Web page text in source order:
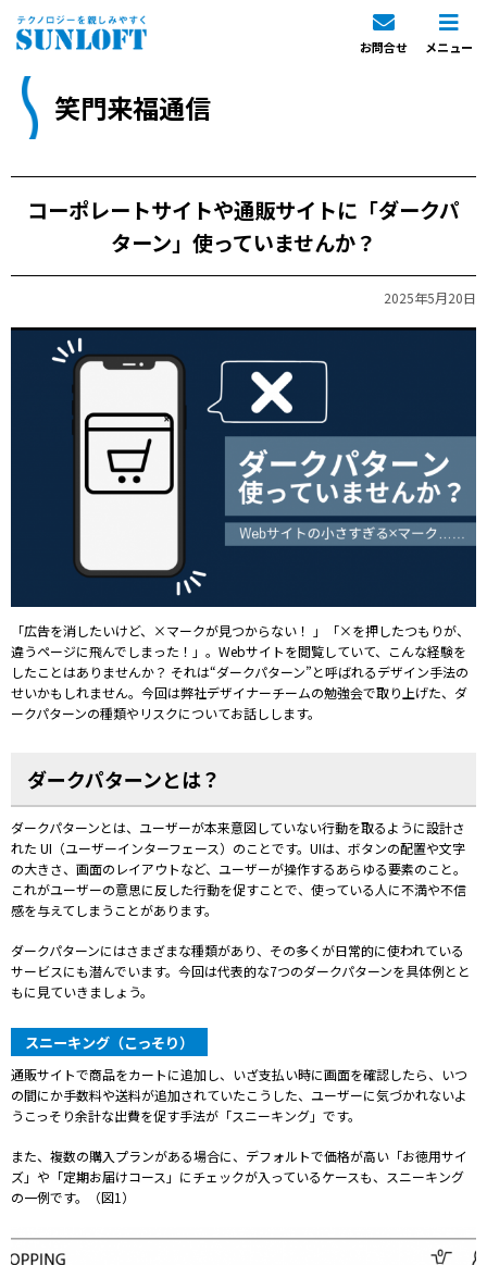
メニュー
お問合せ
笑門来福通信
コーポレートサイトや通販サイトに「ダークパ
ターン」使っていませんか？
2025年5月20日
「広告を消したいけど、×マークが見つからない！ 」「×を押したつもりが、
違うページに飛んでしまった！」。Webサイトを閲覧していて、こんな経験を
したことはありませんか？ それは“ダークパターン”と呼ばれるデザイン手法の
せいかもしれません。今回は弊社デザイナーチームの勉強会で取り上げた、ダ
ークパターンの種類やリスクについてお話しします。
ダークパターンとは？
ダークパターンとは、ユーザーが本来意図していない行動を取るように設計さ
れた UI（ユーザーインターフェース）のことです。UIは、ボタンの配置や文字
の大きさ、画面のレイアウトなど、ユーザーが操作するあらゆる要素のこと。
これがユーザーの意思に反した行動を促すことで、使っている人に不満や不信
感を与えてしまうことがあります。
ダークパターンにはさまざまな種類があり、 その多くが日常的に使われている
サービスにも潜んでいます。今回は代表的な7つのダークパターンを具体例とと
もに見ていきましょう。
スニーキング（こっそり）
通販サイトで商品をカートに追加し、いざ支払い時に画面を確認したら、いつ
の間にか手数料や送料が追加されていた――こうした、ユーザーに気づかれないよ
うこっそり余計な出費を促す手法が「スニーキング」です。
また、複数の購入プランがある場合に、デフォルトで価格が高い「お徳用サイ
ズ」や「定期お届けコース」にチェックが入っているケースも、スニーキング
の一例です。（図1）